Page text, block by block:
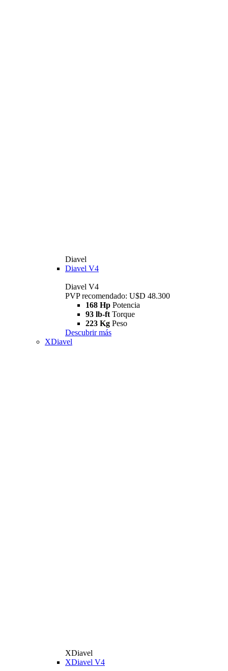
Diavel
Diavel V4
Diavel V4
PVP recomendado: U$D 48.300
168 Hp Potencia
93 lb-ft Torque
223 Kg Peso
Descubrir más
XDiavel
XDiavel
XDiavel V4